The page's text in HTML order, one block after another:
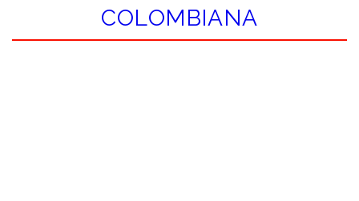
COLOMBIANA